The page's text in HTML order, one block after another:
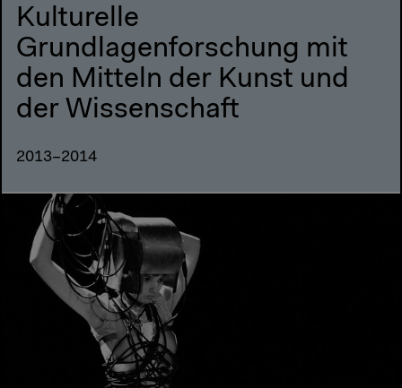
Kulturelle
Grundlagenforschung mit
den Mitteln der Kunst und
der Wissenschaft
2013–2014